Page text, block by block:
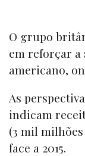
O grupo
em reforçar a
americano,
As
indicam
(3 mil milhões
face a 2015.